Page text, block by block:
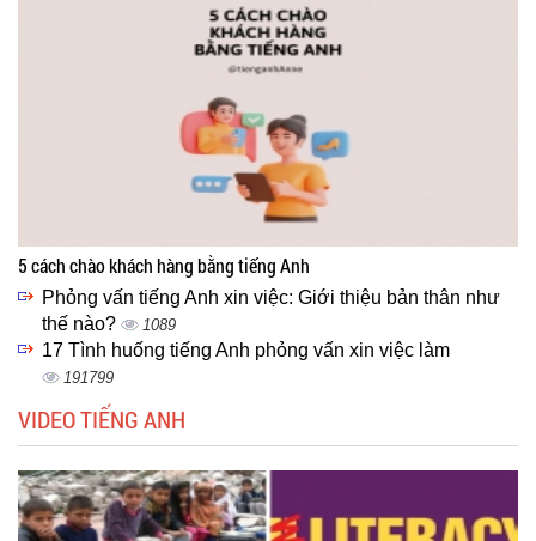
5 cách chào khách hàng bằng tiếng Anh
Phỏng vấn tiếng Anh xin việc: Giới thiệu bản thân như
thế nào?
1089
17 Tình huống tiếng Anh phỏng vấn xin việc làm
191799
VIDEO TIẾNG ANH